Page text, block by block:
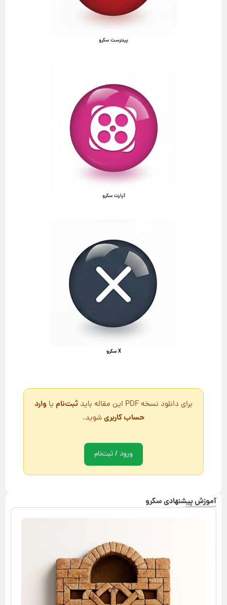
پینترست سکرو
آپارت سکرو
X سکرو
برای دانلود نسخه PDF این مقاله باید ثبت‌نام یا وارد
حساب کاربریشوید.
ورود / ثبت‌نام
آموزش پیشنهادی سکرو